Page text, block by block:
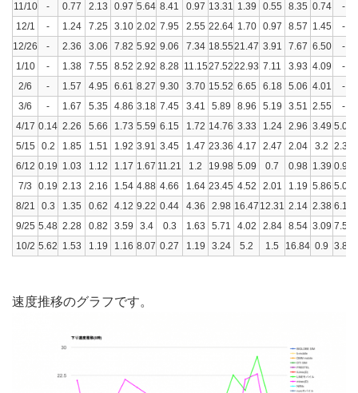
11/10
- 0.77 2.13 0.97 5.64 8.41 0.97 13.31 1.39 0.55 8.35 0.74
-
12/1
- 1.24 7.25 3.10 2.02 7.95 2.55 22.64 1.70 0.97 8.57 1.45 -
12/26
- 2.36 3.06 7.82 5.92 9.06 7.34 18.5521.47 3.91 7.67 6.50 -
1/10
- 1.38 7.55 8.52 2.92 8.28 11.1527.5222.93 7.11 3.93 4.09 -
2/6
- 1.57 4.95 6.61 8.27 9.30 3.70 15.52 6.65 6.18 5.06 4.01 -
3/6
- 1.67 5.35 4.86 3.18 7.45 3.41 5.89 8.96 5.19 3.51 2.55 -
4/17 0.14 2.26 5.66 1.73 5.59 6.15 1.72 14.76 3.33 1.24 2.96 3.49 5.03
5/15
0.2 1.85 1.51 1.92 3.91 3.45 1.47 23.36 4.17 2.47 2.04 3.2 2.32
6/12 0.19 1.03 1.12 1.17 1.67 11.21 1.2 19.98 5.09 0.7 0.98 1.39 0.91
7/3
0.19 2.13 2.16 1.54 4.88 4.66 1.64 23.45 4.52 2.01 1.19 5.86 5.00
8/21
0.3 1.35 0.62 4.12 9.22 0.44 4.36 2.98 16.47 12.31 2.14 2.38 6.16
9/25 5.48 2.28 0.82 3.59 3.4 0.3 1.63 5.71 4.02 2.84 8.54 3.09 7.53
10/2 5.62 1.53 1.19 1.16 8.07 0.27 1.19 3.24 5.2 1.5 16.84 0.9 3.83
速度推移のグラフです。